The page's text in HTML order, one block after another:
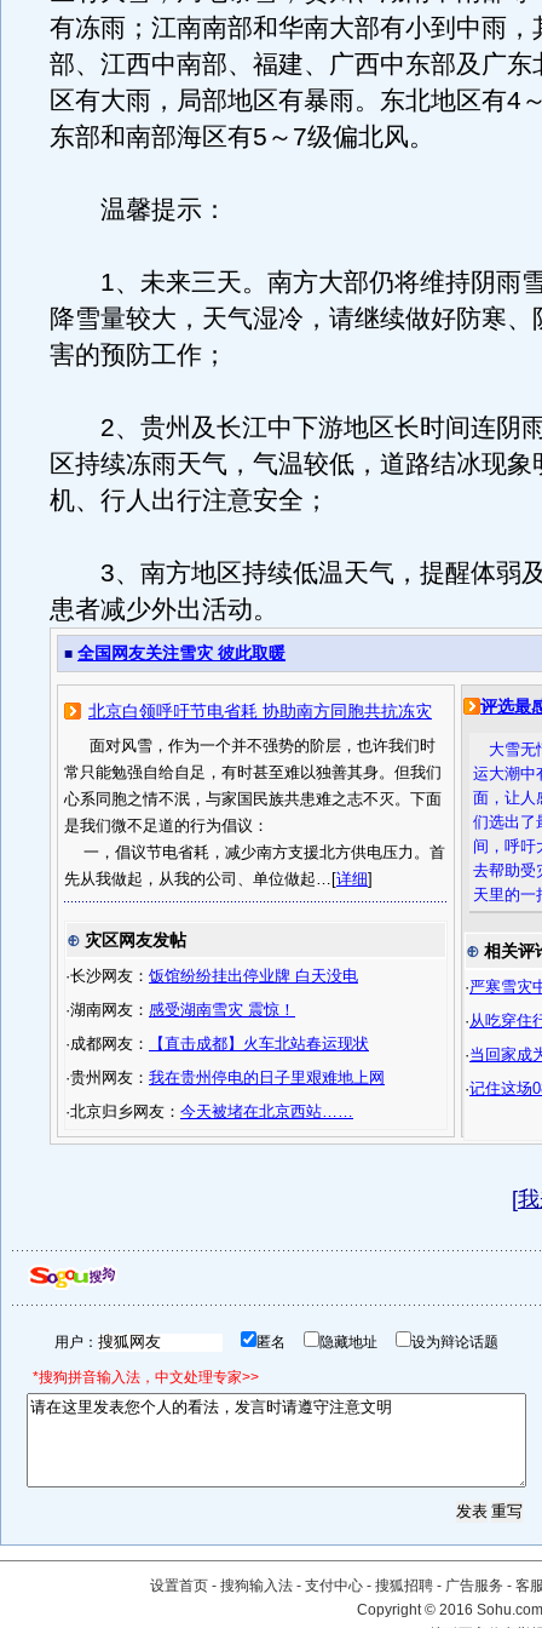
有冻雨；江南南部和华南大部有小到中雨，
部、江西中南部、福建、广西中东部及广东
区有大雨，局部地区有暴雨。东北地区有4
东部和南部海区有5～7级偏北风。
温馨提示：
1、未来三天。南方大部仍将维持阴雨
降雪量较大，天气湿冷，请继续做好防寒、
害的预防工作；
2、贵州及长江中下游地区长时间连阴
区持续冻雨天气，气温较低，道路结冰现象
机、行人出行注意安全；
3、南方地区持续低温天气，提醒体弱
患者减少外出活动。
■ 全国网友关注雪灾 彼此取暖
北京白领呼吁节电省耗 协助南方同胞共抗冻灾
面对风雪，作为一个并不强势的阶层，也许我们时
常只能勉强自给自足，有时甚至难以独善其身。但我们
心系同胞之情不泯，与家国民族共患难之志不灭。下面
是我们微不足道的行为倡议：
一，倡议节电省耗，减少南方支援北方供电压力。首
先从我做起，从我的公司、单位做起…[详细]
⊕ 灾区网友发帖
·长沙网友： 饭馆纷纷挂出停业牌 白天没电
·湖南网友： 感受湖南雪灾 震惊！
·成都网友：
【直击成都】火车北站春运现状
·贵州网友： 我在贵州停电的日子里艰难地上网
·北京归乡网友： 今天被堵在北京西站……
评选最
大雪无
运大潮中
面，让人
们选出了
间，呼吁
去帮助受
天里的一
⊕ 相关评
·严寒雪灾
·从吃穿住
·当回家成
·记住这场
[
用户： 匿名 隐藏地址 设为辩论话题
*搜狗拼音输入法，中文处理专家>>
设置首页 - 搜狗输入法 - 支付中心 - 搜狐招聘 - 广告服务 - 客
Copyright©2016